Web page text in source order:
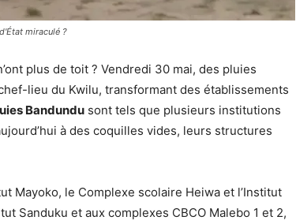
miraculé ?
plus de toit ? Vendredi 30 mai, des pluies
lieu du Kwilu, transformant des établissements
Bandundu sont tels que plusieurs institutions
à des coquilles vides, leurs structures
Mayoko, le Complexe scolaire Heiwa et l’Institut
Sanduku et aux complexes CBCO Malebo 1 et 2,